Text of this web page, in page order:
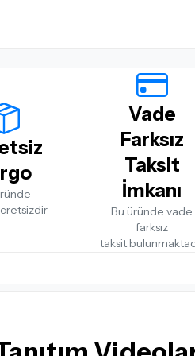
Vade
Farksız
Taksit
İmkanı
Bu üründe vade
farksız
taksit